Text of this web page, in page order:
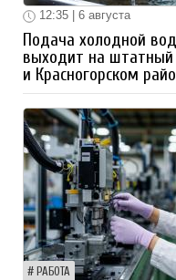
12:35 | 6 августа
Подача холодной
выходит на
и Красногорском
РАБОТА